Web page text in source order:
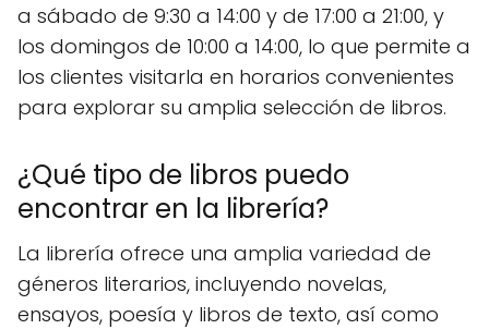
a sábado de 9:30 a 14:00 y de 17:00 a 21:00, y
los domingos de 10:00 a 14:00, lo que permite a
los clientes visitarla en horarios convenientes
para explorar su amplia selección de libros.
¿Qué tipo de libros puedo
encontrar en la librería?
La librería ofrece una amplia variedad de
géneros literarios, incluyendo novelas,
ensayos, poesía y libros de texto, así como